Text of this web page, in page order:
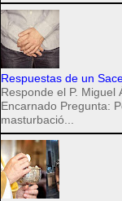
Respuestas de un
Responde el P. Miguel
Encarnado Pregunta:
masturbació...